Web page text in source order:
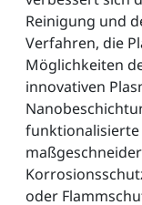
Reinigung und
Verfahren, die
Möglichkeiten
innovativen
oder